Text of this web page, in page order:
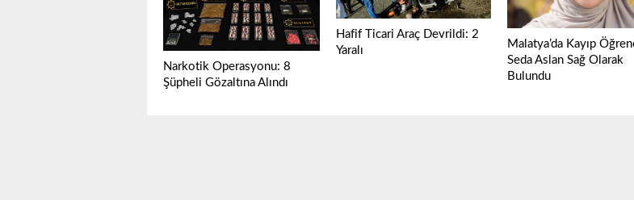
Narkotik Operasyonu: 8
Şüpheli Gözaltına Alındı
Hafif Ticari Araç Devrildi: 2
Yaralı
Malatya’da Kayıp
Seda Aslan Sağ Olarak
Bulundu